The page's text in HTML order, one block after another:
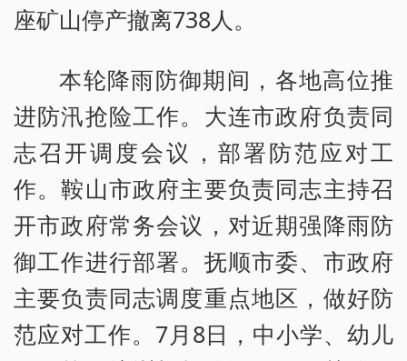
座矿山停产撤离738人。
本轮降雨防御期间，各地高位推
进防汛抢险工作。大连市政府负责同
志召开调度会议，部署防范应对工
作。鞍山市政府主要负责同志主持召
开市政府常务会议，对近期强降雨防
御工作进行部署。抚顺市委、市政府
主要负责同志调度重点地区，做好防
范应对工作。7月8日，中小学、幼儿